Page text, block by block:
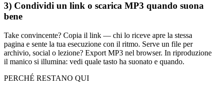
3) Condividi un link o scarica MP3 quando suona
bene
Take convincente? Copia il link — chi lo riceve apre la stessa
pagina e sente la tua esecuzione con il ritmo. Serve un file per
archivio, social o lezione? Export MP3 nel browser. In riproduzione
il manico si illumina: vedi quale tasto ha suonato e quando.
PERCHÉ RESTANO QUI